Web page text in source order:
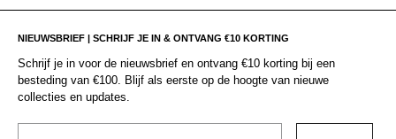
NIEUWSBRIEF | SCHRIJF JE IN & ONTVANG €10 KORTING
Schrijf je in voor de nieuwsbrief en ontvang €10 korting bij een
besteding van €100. Blijf als eerste op de hoogte van nieuwe
collecties en updates.
Email